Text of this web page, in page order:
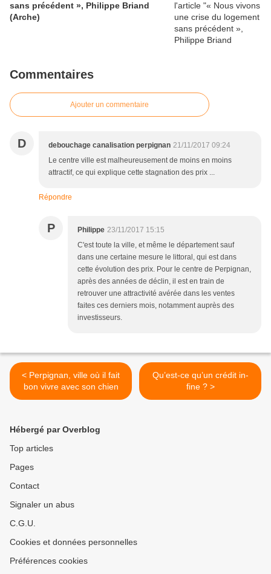
sans précédent », Philippe Briand
(Arche)
Commentaires
Ajouter un commentaire
D debouchage canalisation perpignan 21/11/2017 09:24
Le centre ville est malheureusement de moins en moins
attractif, ce qui explique cette stagnation des prix ...
Répondre
P Philippe 23/11/2017 15:15
C'est toute la ville, et même le département sauf
dans une certaine mesure le littoral, qui est dans
cette évolution des prix. Pour le centre de Perpignan,
après des années de déclin, il est en train de
retrouver une attractivité avérée dans les ventes
faites ces derniers mois, notamment auprès des
investisseurs.
< Perpignan, ville où il fait
bon vivre avec son chien
Qu’est-ce qu’un crédit in-
fine ? >
Hébergé par Overblog
Top articles
Pages
Contact
Signaler un abus
C.G.U.
Cookies et données personnelles
Préférences cookies